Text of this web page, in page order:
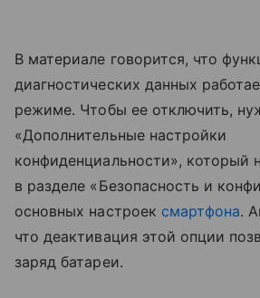
В материале говорится, что
диагностических данных
режиме. Чтобы ее отключить,
«Дополнительные настройки
конфиденциальности», который
в разделе «Безопасность и
основных настроек смартфона.
что деактивация этой опции
заряд батареи.